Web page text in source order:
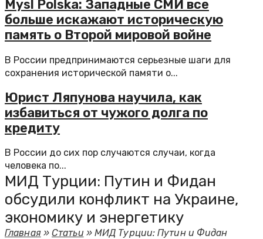
Mysl Polska: Западные СМИ все
больше искажают историческую
память о Второй мировой войне
В России предпринимаются серьезные шаги для
сохранения исторической памяти о...
Юрист Ляпунова научила, как
избавиться от чужого долга по
кредиту
В России до сих пор случаются случаи, когда
человека по...
МИД Турции: Путин и Фидан
обсудили конфликт на Украине,
экономику и энергетику
Главная»Статьи » МИД Турции: Путин и Фидан